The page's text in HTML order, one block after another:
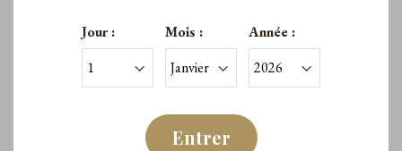
Jour : Mois : Année :
Entrer
24,00 €/Bouteille 73,00 €